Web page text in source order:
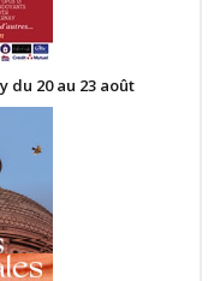
du 20 au 23 août